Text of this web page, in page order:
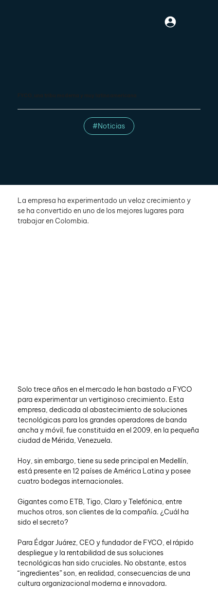
#Noticias
La empresa ha experimentado un veloz crecimiento y
se ha convertido en uno de los mejores lugares para
trabajar en Colombia.
Solo trece años en el mercado le han bastado a FYCO
para experimentar un vertiginoso crecimiento. Esta
empresa, dedicada al abastecimiento de soluciones
tecnológicas para los grandes operadores de banda
ancha y móvil, fue constituida en el 2009, en la pequeña
ciudad de Mérida, Venezuela.
Hoy, sin embargo, tiene su sede principal en Medellín,
está presente en 12 países de América Latina y posee
cuatro bodegas internacionales.
Gigantes como ETB, Tigo, Claro y Telefónica, entre
muchos otros, son clientes de la compañía. ¿Cuál ha
sido el secreto?
Para Édgar Juárez, CEO y fundador de FYCO, el rápido
despliegue y la rentabilidad de sus soluciones
tecnológicas han sido cruciales. No obstante, estos
“ingredientes” son, en realidad, consecuencias de una
cultura organizacional moderna e innovadora.